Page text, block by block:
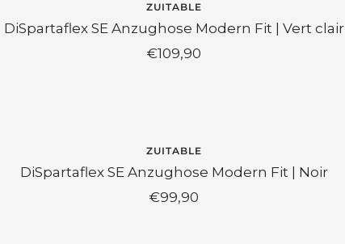
ZUITABLE
DiSpartaflex SE Anzughose Modern Fit | Vert clair
Prix
€109,90
ZUITABLE
DiSpartaflex SE Anzughose Modern Fit | Noir
Prix
€99,90